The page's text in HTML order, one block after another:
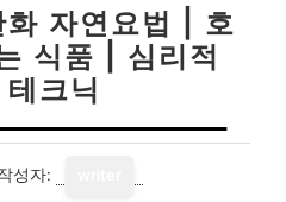
자연요법 | 호
식품 | 심리적
크닉
성자: